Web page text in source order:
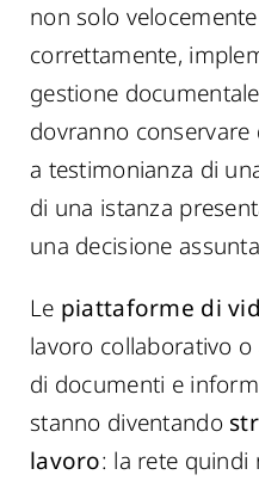
non solo
correttamente,
gestione
dovranno
a testimonianza di
di una istanza
una decisione
Le piattaforme di
lavoro collaborativo
di documenti e
stanno diventando
lavoro: la rete quindi